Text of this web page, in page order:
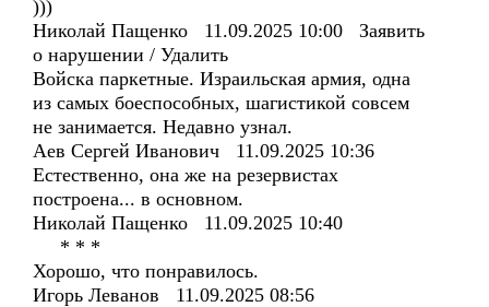
)))
Николай Пащенко 11.09.2025 10:00 Заявить
о нарушении / Удалить
Войска паркетные. Израильская армия, одна
из самых боеспособных, шагистикой совсем
не занимается. Недавно узнал.
Аев Сергей Иванович 11.09.2025 10:36
Естественно, она же на резервистах
построена... в основном.
Николай Пащенко 11.09.2025 10:40
* * *
Хорошо, что понравилось.
Игорь Леванов 11.09.2025 08:56